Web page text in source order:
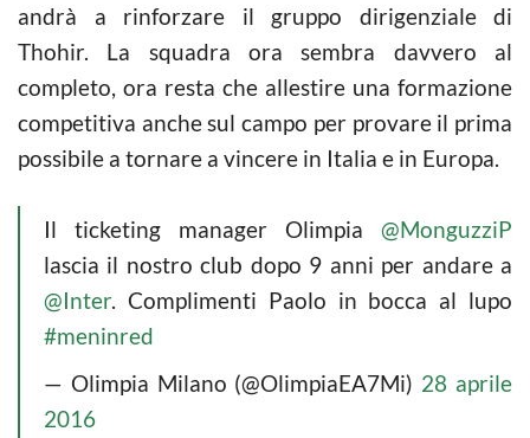
andrà a rinforzare il gruppo dirigenziale di
Thohir. La squadra ora sembra davvero al
completo, ora resta che allestire una formazione
competitiva anche sul campo per provare il prima
possibile a tornare a vincere in Italia e in Europa.
Il ticketing manager Olimpia @MonguzziP
lascia il nostro club dopo 9 anni per andare a
@Inter. Complimenti Paolo in bocca al lupo
#meninred
— Olimpia Milano (@OlimpiaEA7Mi) 28 aprile
2016